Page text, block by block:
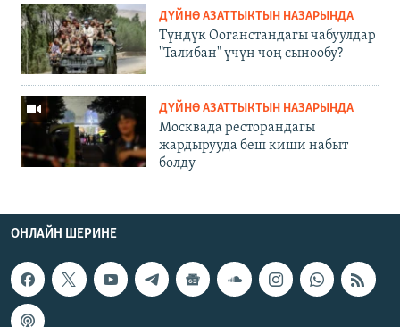
ДҮЙНӨ АЗАТТЫКТЫН НАЗАРЫНДА
Түндүк Ооганстандагы чабуулдар
"Талибан" үчүн чоң сынообу?
ДҮЙНӨ АЗАТТЫКТЫН НАЗАРЫНДА
Москвада ресторандагы
жардырууда беш киши набыт
болду
ОНЛАЙН ШЕРИНЕ